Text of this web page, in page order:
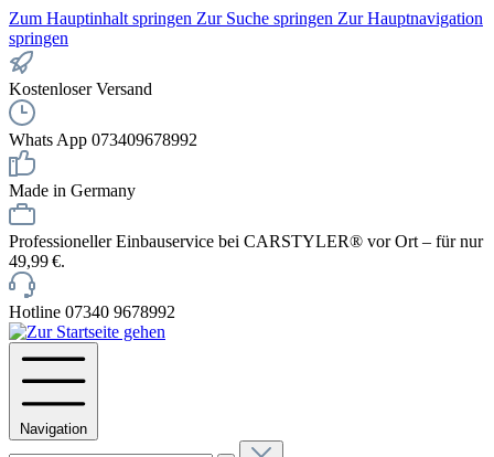
Zum Hauptinhalt springen Zur Suche springen Zur Hauptnavigation
springen
Kostenloser Versand
Whats App 073409678992
Made in Germany
Professioneller Einbauservice bei CARSTYLER® vor Ort – für nur
49,99 €.
Hotline 07340 9678992
Navigation